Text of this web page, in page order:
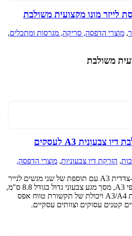
, מוצרי הדפסה, סריקה, מגרסות ומתכלים,
משולבת
, הזרקת דיו צבעוניות, מוצרי הדפסה,
הדפסה מהירה אוטומטית דו-צדדית A3 עם תוספת של שני מגשים לנייר
A3 x 250, מגש MP ל100 דפי A3, מסך מגע צבעוני גדול בגודל 8.8 ס"מ,
אפשרות של סריקה דו-צדדית A3/A4 ויכולת של תקשורת טווח אפס